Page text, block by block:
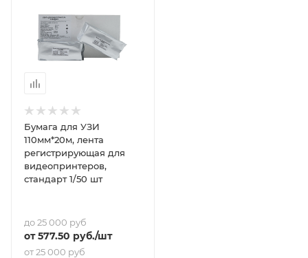
Бумага для УЗИ
110мм*20м, лента
регистрирующая для
видеопринтеров,
стандарт 1/50 шт
до 25 000 руб
от577.50 руб./шт
от 25 000 руб